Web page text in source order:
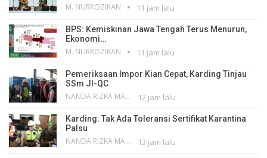
M. NURROZIKAN 11 jam lalu
BPS: Kemiskinan Jawa Tengah Terus Menurun,
Ekonomi…
M. NURROZIKAN 11 jam lalu
Pemeriksaan Impor Kian Cepat, Karding Tinjau
SSm JI-QC
NANDA RIZKA MAHENDRA 12 jam lalu
Karding: Tak Ada Toleransi Sertifikat Karantina
Palsu
NANDA RIZKA MAHENDRA 13 jam lalu